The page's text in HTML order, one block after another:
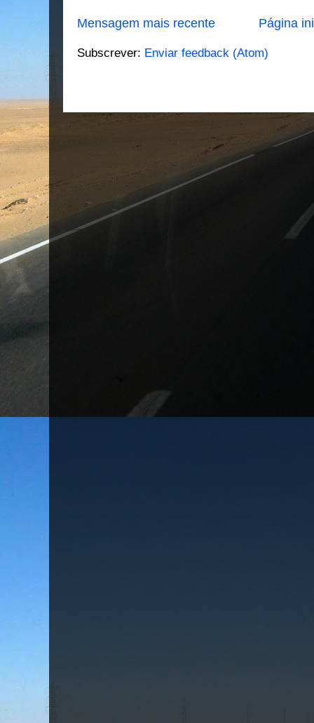
Mensagem mais recente Página
Subscrever: Enviar feedback (Atom)